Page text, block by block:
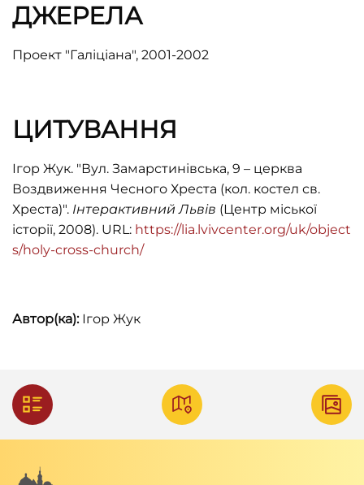
ДЖЕРЕЛА
Проект "Галіціана", 2001-2002
ЦИТУВАННЯ
Ігор Жук. "Вул. Замарстинівська, 9 – церква
Воздвиження Чесного Хреста (кол. костел св.
Хреста)". Інтерактивний Львів (Центр міської
історії, 2008). URL: https://lia.lvivcenter.org/uk/object
s/holy-cross-church/
Автор(ка):Ігор Жук